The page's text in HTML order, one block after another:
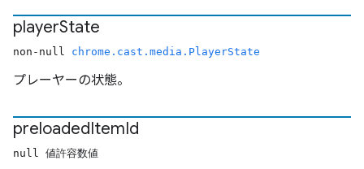
playerState
non-null chrome.cast.media.PlayerState
プレーヤーの状態。
preloadedItemId
null 値許容数値